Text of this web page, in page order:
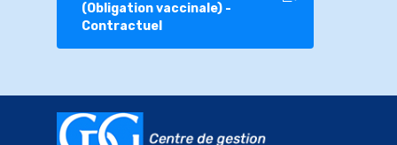
(Obligation vaccinale) -
Contractuel